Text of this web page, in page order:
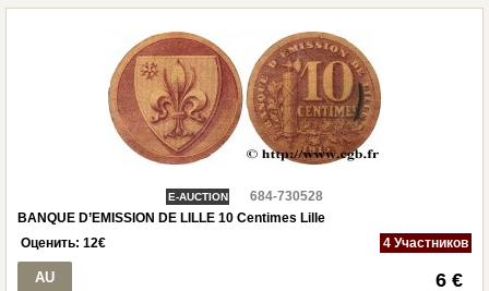
E-AUCTION
684-730528
BANQUE D’EMISSION DE LILLE 10 Centimes Lille
Оценить: 12€ 4 Участников
AU 6 €